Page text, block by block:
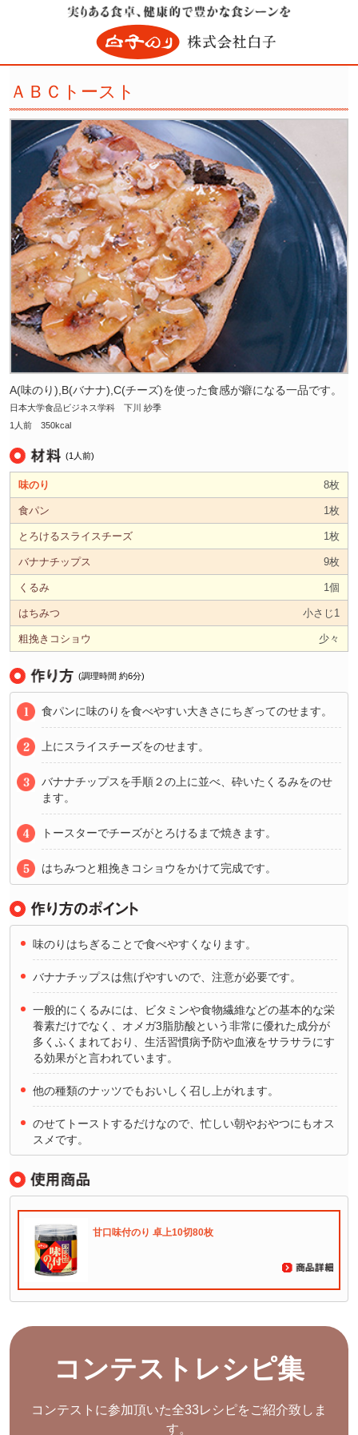
ＡＢＣトースト
A(味のり),B(バナナ),C(チーズ)を使った食感が癖になる一品です。
日本大学食品ビジネス学科 下川 紗季
1人前 350kcal
(1 人前)
味のり 8枚
食パン 1枚
とろけるスライスチーズ 1枚
バナナチップス 9枚
くるみ 1個
はちみつ 小さじ1
粗挽きコショウ 少々
(調理時間 約6分)
食パンに味のりを食べやすい大きさにちぎってのせます。
上にスライスチーズをのせます。
バナナチップスを手順２の上に並べ、砕いたくるみをのせ
ます。
トースターでチーズがとろけるまで焼きます。
はちみつと粗挽きコショウをかけて完成です。
味のりはちぎることで食べやすくなります。
バナナチップスは焦げやすいので、注意が必要です。
一般的にくるみには、ビタミンや食物繊維などの基本的な栄
養素だけでなく、オメガ3脂肪酸という非常に優れた成分が
多くふくまれており、生活習慣病予防や血液をサラサラにす
る効果がと言われています。
他の種類のナッツでもおいしく召し上がれます。
のせてトーストするだけなので、忙しい朝やおやつにもオス
スメです。
甘口味付のり 卓上10切80枚
コンテストレシピ集
コンテストに参加頂いた全33レシピをご紹介致しま
す。